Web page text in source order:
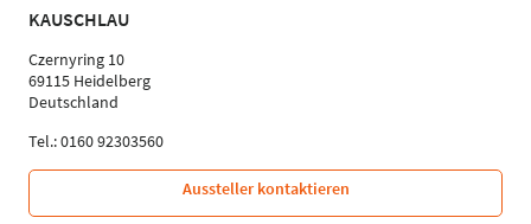
KAUSCHLAU
Czernyring 10
69115 Heidelberg
Deutschland
Tel.: 0160 92303560
Aussteller kontaktieren